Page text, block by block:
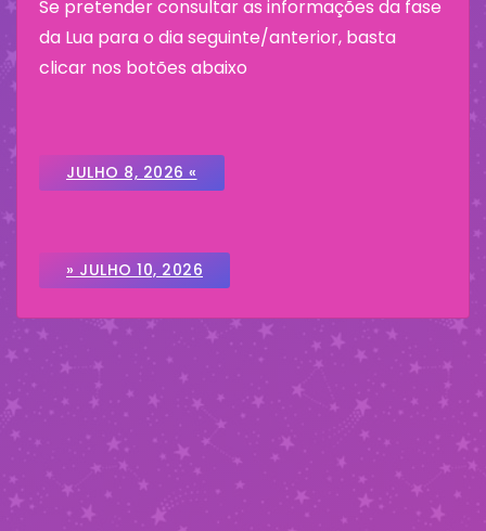
Se pretender consultar as informações da fase
da Lua para o dia seguinte/anterior, basta
clicar nos botões abaixo
JULHO 8, 2026 «
» JULHO 10, 2026